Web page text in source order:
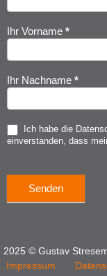
Anmeldung
Ihr Vorname *
Ihr Nachname *
Ich habe die
einverstanden, dass
Senden
2025 © Gustav
Impressum